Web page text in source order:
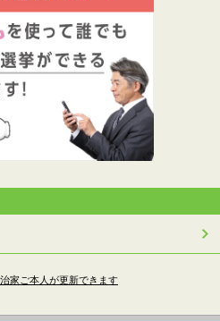
家ご本人が更新できます